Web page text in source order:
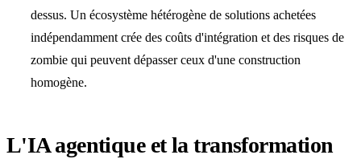
dessus. Un écosystème hétérogène de solutions achetées
indépendamment crée des coûts d'intégration et des risques de
zombie qui peuvent dépasser ceux d'une construction
homogène.
L'IA agentique et la transformation